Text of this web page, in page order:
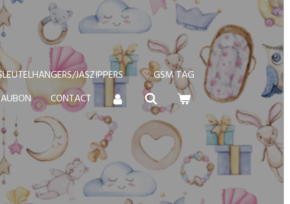
JASZIPPERS
♡ GSM TAG
CONTACT